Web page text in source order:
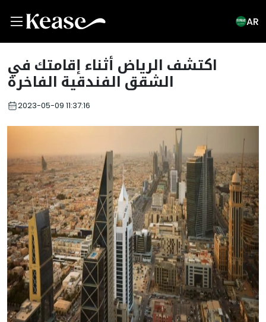
AR
اكتشف الرياض أثناء إقامتك في
الشقق الفندقية الفاخرة
2023-05-09 11:37:16